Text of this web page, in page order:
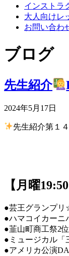
インストラ
大人向けレ
お問い合わ
ブログ
先生紹介
2024年5月17日
先生紹介第１
【月曜
●芸王グランプ
●ハマコイカーニ
●韮山町商工祭2
●ミュージカル「
●アメリカ公演